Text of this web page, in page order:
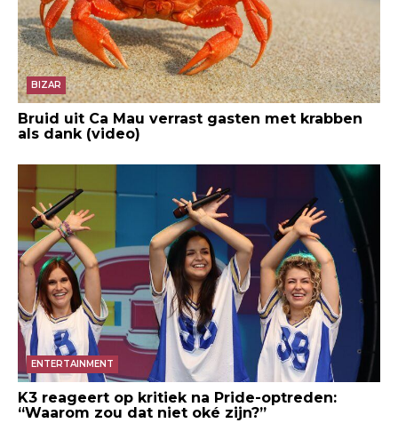
BIZAR
Bruid uit Ca Mau verrast gasten met krabben
als dank (video)
ENTERTAINMENT
K3 reageert op kritiek na Pride-optreden:
“Waarom zou dat niet oké zijn?”